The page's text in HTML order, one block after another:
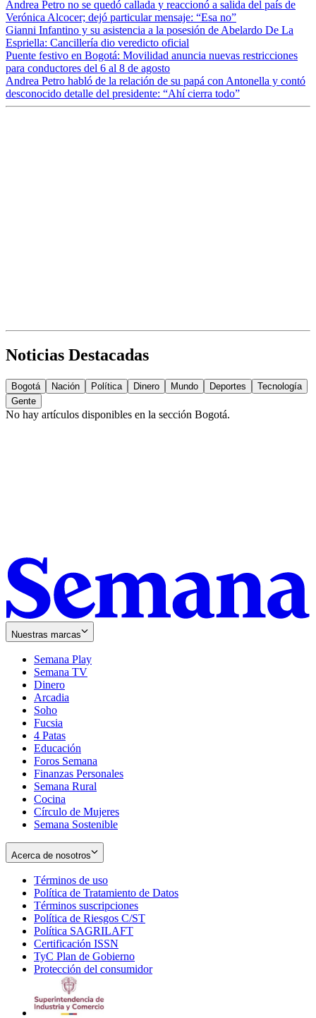
Andrea Petro no se quedó callada y reaccionó a salida del país de
Verónica Alcocer; dejó particular mensaje: “Esa no”
Gianni Infantino y su asistencia a la posesión de Abelardo De La
Espriella: Cancillería dio veredicto oficial
Puente festivo en Bogotá: Movilidad anuncia nuevas restricciones
para conductores del 6 al 8 de agosto
Andrea Petro habló de la relación de su papá con Antonella y contó
desconocido detalle del presidente: “Ahí cierra todo”
Noticias Destacadas
Bogotá Nación Política Dinero Mundo Deportes
Tecnología
Gente
No hay artículos disponibles en la sección Bogotá.
Nuestras marcas
Semana Play
Semana TV
Dinero
Arcadia
Soho
in
new
window
Fucsia
in
new
window
4 Patas
Educación
Foros Semana
Finanzas Personales
Semana Rural
Cocina
Círculo de Mujeres
Semana Sostenible
Acerca de nosotros
Términos de uso
in
new
window
Política de Tratamiento de Datos
Términos suscripciones
in
Política de Riesgos C/ST
Política SAGRILAFT
new
window
Certificación ISSN
in
new
TyC Plan de Gobierno
in
Protección del consumidorOpens